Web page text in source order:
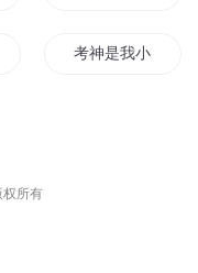
考神是我小弟
权所有